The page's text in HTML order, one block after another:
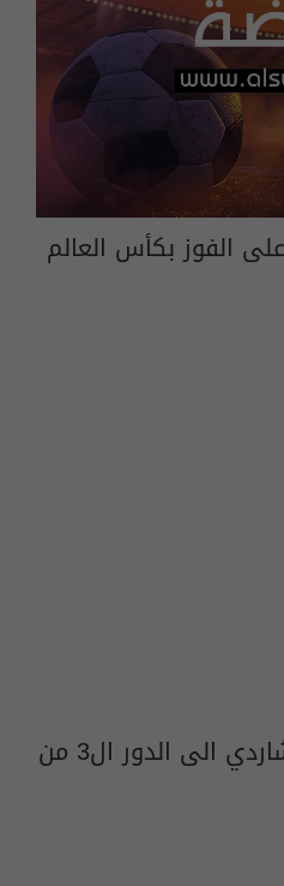
الفوز بكأس العالم
سودرلينغ,دافيدينكو و تشاردي الى الدور ال3 من